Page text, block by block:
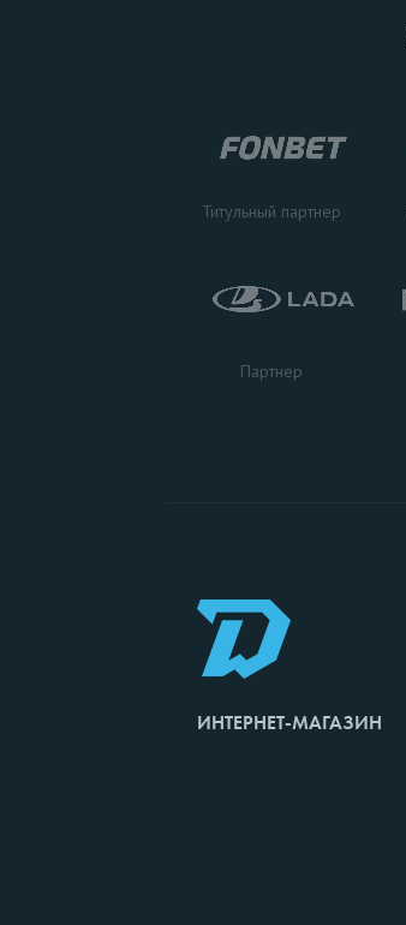
Титульный партнер
Партнер
ИНТЕРНЕТ-МАГАЗИН